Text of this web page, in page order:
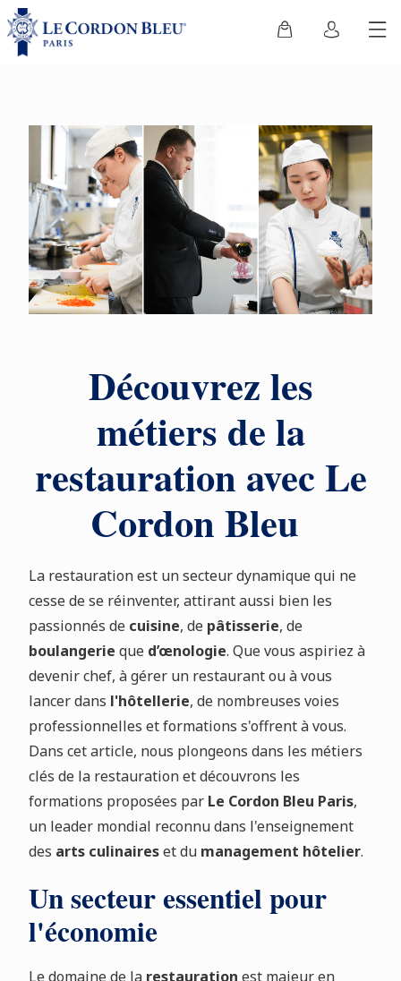
Découvrez les
métiers de la
restauration avec Le
Cordon Bleu
La restauration est un secteur dynamique qui ne
cesse de se réinventer, attirant aussi bien les
passionnés de cuisine, de pâtisserie, de
boulangerie que d’œnologie. Que vous aspiriez à
devenir chef, à gérer un restaurant ou à vous
lancer dans l'hôtellerie, de nombreuses voies
professionnelles et formations s'offrent à vous.
Dans cet article, nous plongeons dans les métiers
clés de la restauration et découvrons les
formations proposées par Le Cordon Bleu Paris,
un leader mondial reconnu dans l'enseignement
des arts culinaireset du management hôtelier.
Un secteur essentiel pour
l'économie
Le domaine de la restauration est majeur en